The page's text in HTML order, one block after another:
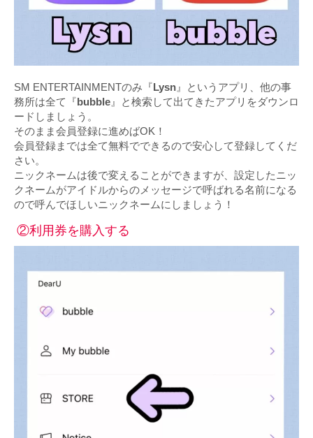
SM ENTERTAINMENTのみ『Lysn 』というアプリ、他の事
務所は全て『bubble 』と検索して出てきたアプリをダウンロ
ードしましょう。
そのまま会員登録に進めばOK！
会員登録までは全て無料でできるので安心して登録してくだ
さい。
ニックネームは後で変えることができますが、設定したニッ
クネームがアイドルからのメッセージで呼ばれる名前になる
ので呼んでほしいニックネームにしましょう！
②利用券を購入する